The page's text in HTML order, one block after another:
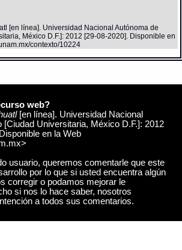
[en línea]. Universidad Nacional Autónoma de
México D.F.]: 2012 [29-08-2020]. Disponible en
contexto/10224
web?
[en línea]. Universidad Nacional
[Ciudad Universitaria, México D.F.]: 2012
en la Web
usuario, queremos comentarle que este
por lo que si usted encuentra algún
corregir o podamos mejorar le
si nos lo hace saber, nosotros
a todos sus comentarios.